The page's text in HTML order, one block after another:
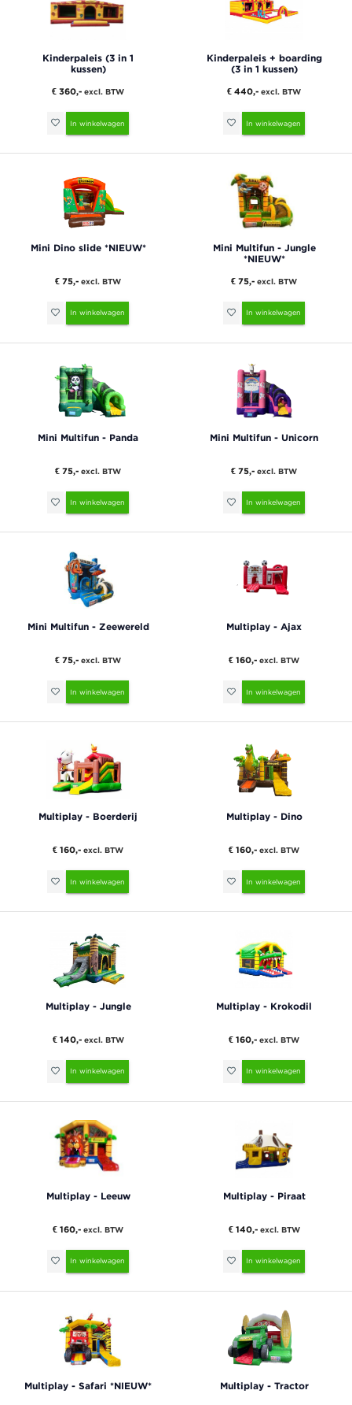
Kinderpaleis (3 in 1
kussen)
€ 360,- excl. BTW
In winkelwagen
Kinderpaleis + boarding
(3 in 1 kussen)
€ 440,- excl. BTW
In winkelwagen
Mini Dino slide *NIEUW*
€ 75,- excl. BTW
In winkelwagen
Mini Multifun - Jungle
*NIEUW*
€ 75,- excl. BTW
In winkelwagen
Mini Multifun - Panda
€ 75,- excl. BTW
In winkelwagen
Mini Multifun - Unicorn
€ 75,- excl. BTW
In winkelwagen
Mini Multifun - Zeewereld
€ 75,- excl. BTW
In winkelwagen
Multiplay - Ajax
€ 160,- excl. BTW
In winkelwagen
Multiplay - Boerderij
€ 160,- excl. BTW
In winkelwagen
Multiplay - Dino
€ 160,- excl. BTW
In winkelwagen
Multiplay - Jungle
€ 140,- excl. BTW
In winkelwagen
Multiplay - Krokodil
€ 160,- excl. BTW
In winkelwagen
Multiplay - Leeuw
€ 160,- excl. BTW
In winkelwagen
Multiplay - Piraat
€ 140,- excl. BTW
In winkelwagen
Multiplay - Safari *NIEUW* Multiplay - Tractor